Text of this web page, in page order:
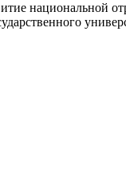
национальной